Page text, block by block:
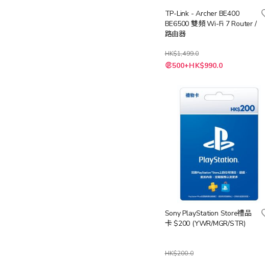
TP-Link - Archer BE400
BE6500 雙頻 Wi-Fi 7 Router /
路由器
HK$1,499.0
特
殊 500+HK$990.0
Sony PlayStation Store禮品
卡 $200 (YWR/MGR/STR)
HK$200.0